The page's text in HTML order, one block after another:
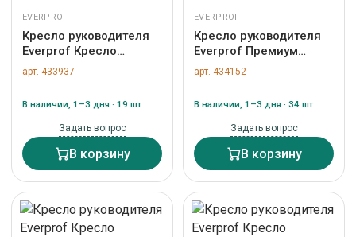
EVERPROF
Кресло руководителя
Everprof Кресло
Everprof President
Wood (Президент Вуд)
433937
арт. 433937
В наличии, 1–3 дня · 19 шт.
Задать вопрос
В корзину
EVERPROF
Кресло руководителя
Everprof Премиум
кресло Everprof
Shanghai (Шанхай)
434152
арт. 434152
В наличии, 1–3 дня · 34 шт.
Задать вопрос
В корзину